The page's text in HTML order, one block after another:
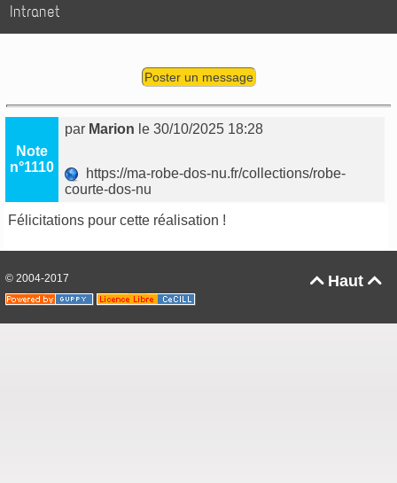
Intranet
Poster un message
Note
n°1110
par Marion le 30/10/2025 18:28
https://ma-robe-dos-nu.fr/collections/robe-
courte-dos-nu
Félicitations pour cette réalisation !
Haut 
© 2004-2017